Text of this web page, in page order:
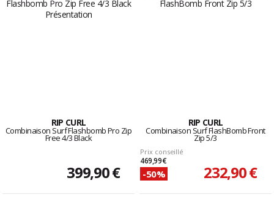
RIP CURL
Combinaison Surf Flashbomb Pro Zip
Free 4/3 Black
399,90 €
RIP CURL
Combinaison Surf FlashBomb Front
Zip 5/3
Prix conseillé
469,99 €
-50% 232,90 €